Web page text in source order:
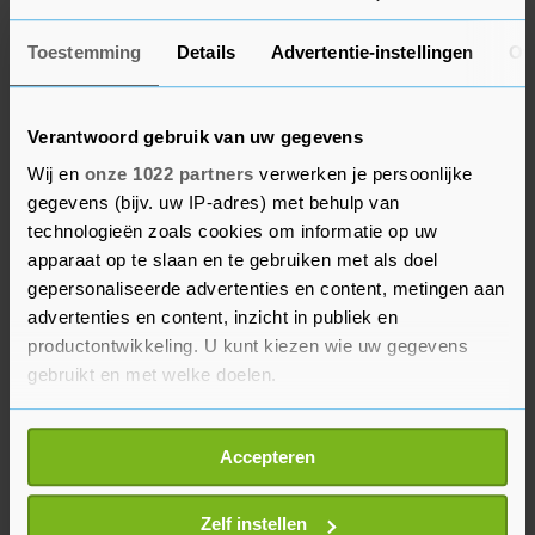
Toestemming Details Advertentie-instellingen
Verantwoord gebruik van uw gegevens
Wij en onze 1022 partners verwerken je persoonlijke
gegevens (bijv. uw IP-adres) met behulp van
technologieën zoals cookies om informatie op uw
apparaat op te slaan en te gebruiken met als doel
gepersonaliseerde advertenties en content, metingen aan
advertenties en content, inzicht in publiek en
productontwikkeling. U kunt kiezen wie uw gegevens
gebruikt en met welke doelen.
Als u het toestaat, willen we ook graag:
Informatie verzamelen over uw geografische
locatie, die tot een paar meter nauwkeurig kan zijn
Uw apparaat identificeren door het actief te
Accepteren
Zelf instellen
deze bijen vrijwel volledig verdwenen. Een
uitzondering daarop is de knautiabij aan de rand
van Terneuzen.’
Bijenhotels
Bloemrijke tuinen met veel inheemse planten
kunnen belangrijke leefgebieden voor bijen zijn.
Het aanleggen van bloemrijke plekken, zoals
bloemranden, helpen de bij. Ook het behouden en
creëren van nestplekken, zoals nestheuvels, open
plekken in de vegetatie en bijenhotels, dragen bij
aan het welzijn van de diertjes.
Het rapport is in te zien op de website van
Stichting Landschapsbeheer Zeeland.